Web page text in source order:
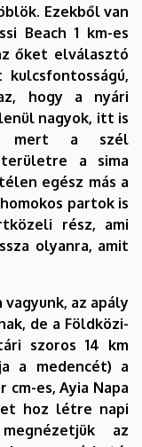
Ezekből van
Beach 1 km-es
őket elválasztó
hogy a nyári
nagyok, itt is
mert a szél
a sima
egész más a
partok is
rész, ami
olyanra, amit
az apály
de a Földközi-
szoros 14 km
a medencét) a
es, Ayia Napa
hoz létre napi
az